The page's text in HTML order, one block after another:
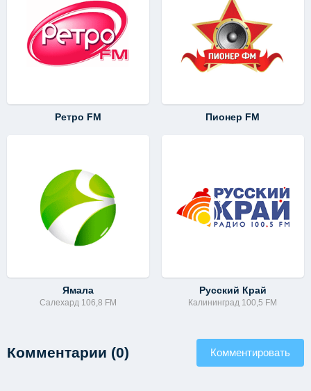
Ретро FM Пионер FM
Ямала
Салехард 106,8 FM
Русский Край
Калининград 100,5 FM
Комментарии (0) Комментировать